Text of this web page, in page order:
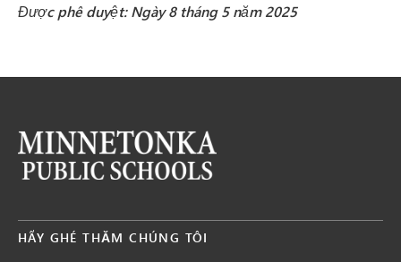
Được phê duyệt: Ngày 8 tháng 5 năm 2025
HÃY GHÉ THĂM CHÚNG TÔI